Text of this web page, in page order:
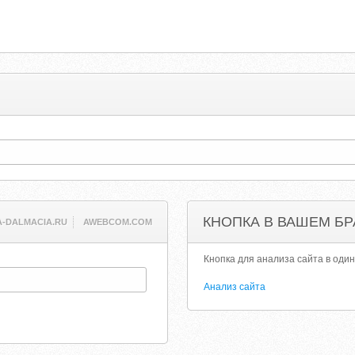
DALMACIA.RU AWEBCOM.COM КНОПКА В ВАШЕМ
Кнопка для анализа сайта в
Анализ сайта